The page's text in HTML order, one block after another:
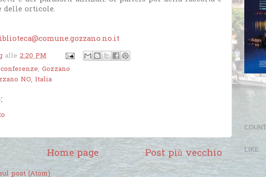
delle orticole.
alle 2:20 PM
conferenze, Gozzano
NO, Italia
Post più vecchio
Home page
post (Atom)
LIKE